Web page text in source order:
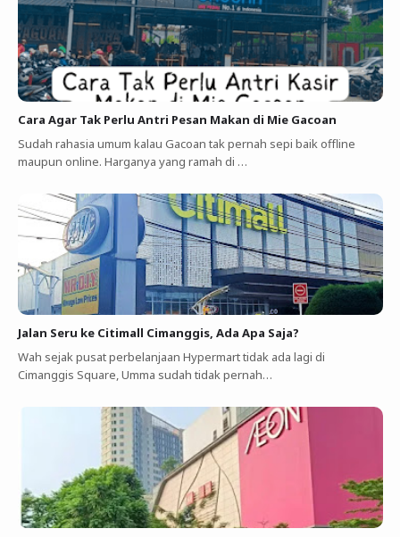
Cara Agar Tak Perlu Antri Pesan Makan di Mie Gacoan
Sudah rahasia umum kalau Gacoan tak pernah sepi baik offline
maupun online. Harganya yang ramah di …
Jalan Seru ke Citimall Cimanggis, Ada Apa Saja?
Wah sejak pusat perbelanjaan Hypermart tidak ada lagi di
Cimanggis Square, Umma sudah tidak pernah…